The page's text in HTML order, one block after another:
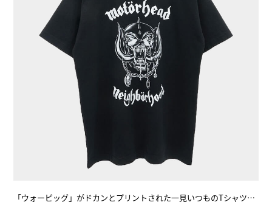
「ウォーピッグ」がドカンとプリントされた一見いつものTシャツ…